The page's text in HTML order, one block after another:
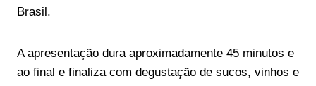
Brasil.
A apresentação dura aproximadamente 45 minutos e
ao final e finaliza com degustação de sucos, vinhos e